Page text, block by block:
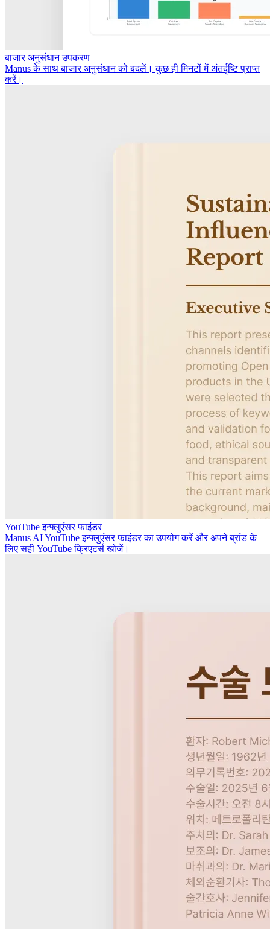
बाजार अनुसंधान उपकरण
Manus के साथ बाजार अनुसंधान को बदलें। कुछ ही मिनटों में अंतर्दृष्टि प्राप्त
करें।
YouTube इन्फ्लुएंसर फाइंडर
Manus AI YouTube इन्फ्लुएंसर फाइंडर का उपयोग करें और अपने ब्रांड के
लिए सही YouTube क्रिएटर्स खोजें।